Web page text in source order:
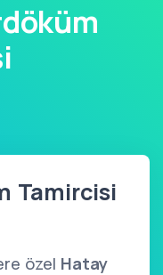
Tamircisi
özel Hatay